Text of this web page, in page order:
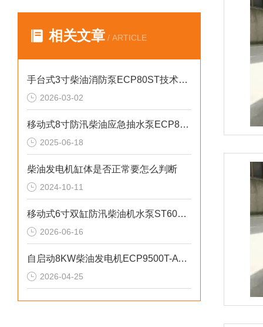
相关文章 / ARTICLE
手台式3寸柴油消防泵ECP80ST技术参数
2026-03-02
移动式8寸防汛柴油应急抽水泵ECP80ME
2025-06-18
柴油发电机缸体是否正常要怎么判断
2024-10-11
移动式6寸双缸防汛柴油机水泵ST60SD产品介绍
2026-06-16
自启动8KW柴油发电机ECP9500T-ATS参数介绍
2026-04-25